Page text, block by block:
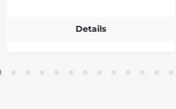
Details